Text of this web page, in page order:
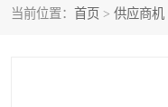
当前位置： 首页 > 供应商机
旋转蒸发器厂家